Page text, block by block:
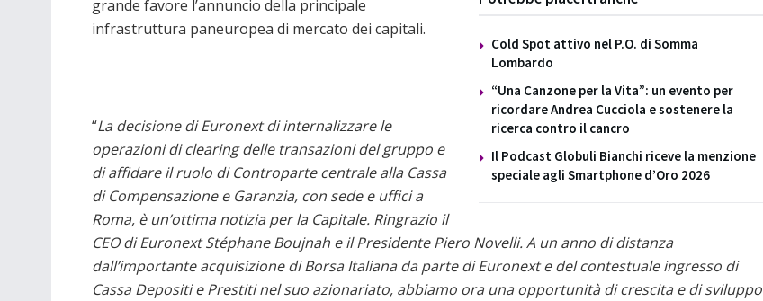
Cold Spot attivo nel P.O. di Somma
Lombardo
“Una Canzone per la Vita”: un evento per
ricordare Andrea Cucciola e sostenere la
ricerca contro il cancro
Il Podcast Globuli Bianchi riceve la menzione
speciale agli Smartphone d’Oro 2026
grande favore l’annuncio della principale
infrastruttura paneuropea di mercato dei capitali.
“La decisione di Euronext di internalizzare le
operazioni di clearing delle transazioni del gruppo e
di affidare il ruolo di Controparte centrale alla Cassa
di Compensazione e Garanzia, con sede e uffici a
Roma, è un’ottima notizia per la Capitale. Ringrazio il
CEO di Euronext Stéphane Boujnah e il Presidente Piero Novelli. A un anno di distanza
dall’importante acquisizione di Borsa Italiana da parte di Euronext e del contestuale ingresso di
Cassa Depositi e Prestiti nel suo azionariato, abbiamo ora una opportunità di crescita e di sviluppo